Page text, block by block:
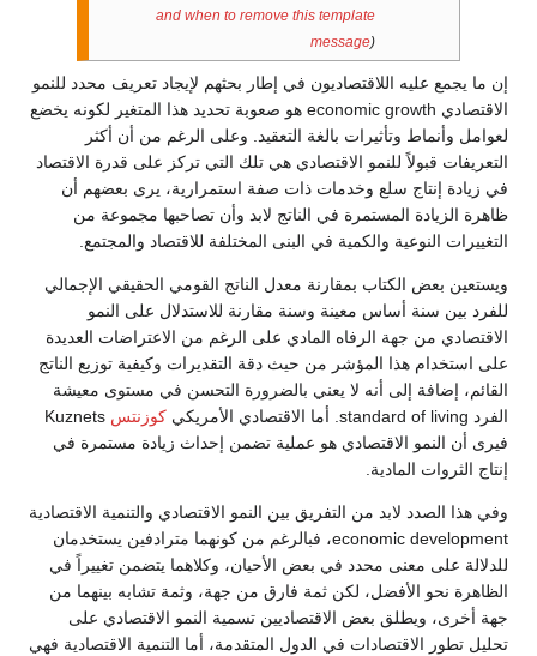
and when to remove this template
message)
إن ما يجمع عليه اللاقتصاديون في إطار بحثهم لإيجاد تعريف محدد للنمو
الاقتصادي economic growth هو صعوبة تحديد هذا المتغير لكونه يخضع
لعوامل وأنماط وتأثيرات بالغة التعقيد. وعلى الرغم من أن أكثر
التعريفات قبولاً للنمو الاقتصادي هي تلك التي تركز على قدرة الاقتصاد
في زيادة إنتاج سلع وخدمات ذات صفة استمرارية، يرى بعضهم أن
ظاهرة الزيادة المستمرة في الناتج لابد وأن تصاحبها مجموعة من
التغييرات النوعية والكمية في البنى المختلفة للاقتصاد والمجتمع.
ويستعين بعض الكتاب بمقارنة معدل الناتج القومي الحقيقي الإجمالي
للفرد بين سنة أساس معينة وسنة مقارنة للاستدلال على النمو
الاقتصادي من جهة الرفاه المادي على الرغم من الاعتراضات العديدة
على استخدام هذا المؤشر من حيث دقة التقديرات وكيفية توزيع الناتج
القائم، إضافة إلى أنه لا يعني بالضرورة التحسن في مستوى معيشة
الفرد standard of living. أما الاقتصادي الأمريكي
كوزنتس Kuznets
فيرى أن النمو الاقتصادي هو عملية تضمن إحداث زيادة مستمرة في
إنتاج الثروات المادية.
وفي هذا الصدد لابد من التفريق بين النمو الاقتصادي والتنمية الاقتصادية
economic development، فبالرغم من كونهما مترادفين يستخدمان
للدلالة على معنى محدد في بعض الأحيان، وكلاهما يتضمن تغييراً في
الظاهرة نحو الأفضل، لكن ثمة فارق من جهة، وثمة تشابه بينهما من
جهة أخرى، ويطلق بعض الاقتصاديين تسمية النمو الاقتصادي على
تحليل تطور الاقتصادات في الدول المتقدمة، أما التنمية الاقتصادية فهي